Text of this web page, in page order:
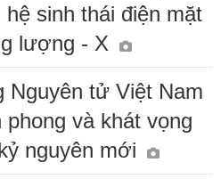
sinh thái điện mặt
lượng - X
Nguyên tử Việt Nam
và khát vọng
nguyên mới